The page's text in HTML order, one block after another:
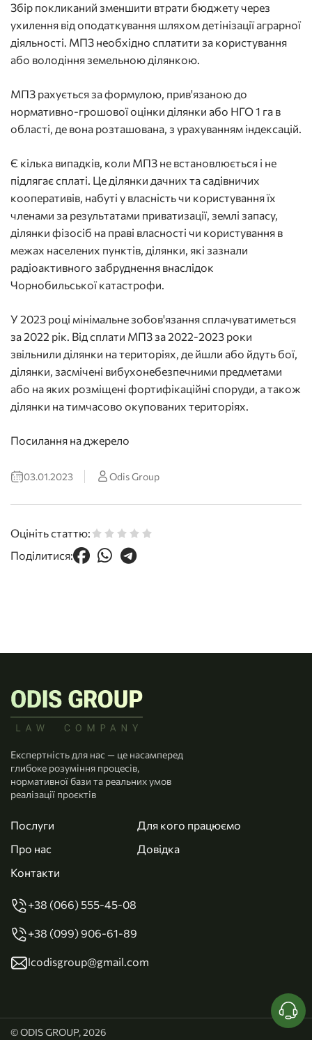
Збір покликаний зменшити втрати бюджету через
ухилення від оподаткування шляхом детінізації аграрної
діяльності. МПЗ необхідно сплатити за користування
або володіння земельною ділянкою.
МПЗ рахується за формулою, прив'язаною до
нормативно-грошової оцінки ділянки або НГО 1 га в
області, де вона розташована, з урахуванням індексацій.
Є кілька випадків, коли МПЗ не встановлюється і не
підлягає сплаті. Це ділянки дачних та садівничих
кооперативів, набуті у власність чи користування їх
членами за результатами приватизації, землі запасу,
ділянки фізосіб на праві власності чи користування в
межах населених пунктів, ділянки, які зазнали
радіоактивного забруднення внаслідок
Чорнобильської катастрофи.
У 2023 році мінімальне зобов'язання сплачуватиметься
за 2022 рік. Від сплати МПЗ за 2022-2023 роки
звільнили ділянки на територіях, де йшли або йдуть бої,
ділянки, засмічені вибухонебезпечними предметами
або на яких розміщені фортифікаційні споруди, а також
ділянки на тимчасово окупованих територіях.
Посилання на джерело
03.01.2023 Odis Group
Оцініть статтю:
Поділитися:
Експертність для нас — це насамперед
глибоке розуміння процесів,
нормативної бази та реальних умов
реалізації проєктів
Послуги
Для кого працюємо
Про нас
Довідка
Контакти
+38 (066) 555-45-08
+38 (099) 906-61-89
lcodisgroup@gmail.com
© ODIS GROUP, 2026